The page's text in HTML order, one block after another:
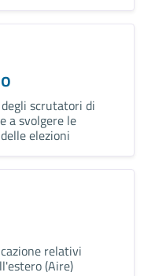
scrutatori di
a svolgere le
elezioni
relativi
(Aire)